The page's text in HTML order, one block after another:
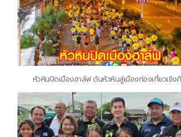
หัวหินปิดเมืองฮาล์ฟ ดันหัวหินสู่เมืองท่องเที่ยวเชิง